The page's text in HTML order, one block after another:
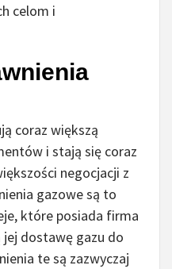
celom i
coraz większą
i stają się coraz
negocjacji z
gazowe są to
które posiada firma
dostawę gazu do
te są zazwyczaj